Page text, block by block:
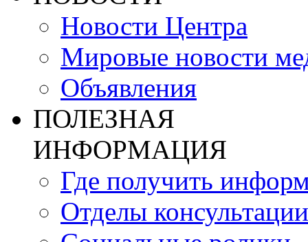
Новости Центра
Мировые новости
Объявления
ПОЛЕЗНАЯ
ИНФОРМАЦИЯ
Где получить
Отделы консультации